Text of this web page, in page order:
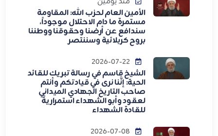
الأمين العام لحزب الله: المقاومة
مستمرة ما دام الاحتلال موجوداً،
سندافع عن أرضنا وحقوقنا ووطننا
بروح كربلائية وسننتصر
الشيخ قاسم في رسالة تبريك للقائد
الحية: إنَّنا نرى في قيادتكم وأنتم
صاحب التاريخ الجهادي الميداني
لعقود وأبو الشهداء استمراريةً
للقادة الشهداء